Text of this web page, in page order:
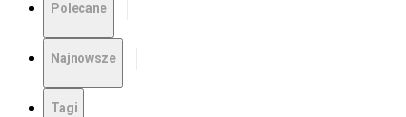
Polecane
Najnowsze
Tagi